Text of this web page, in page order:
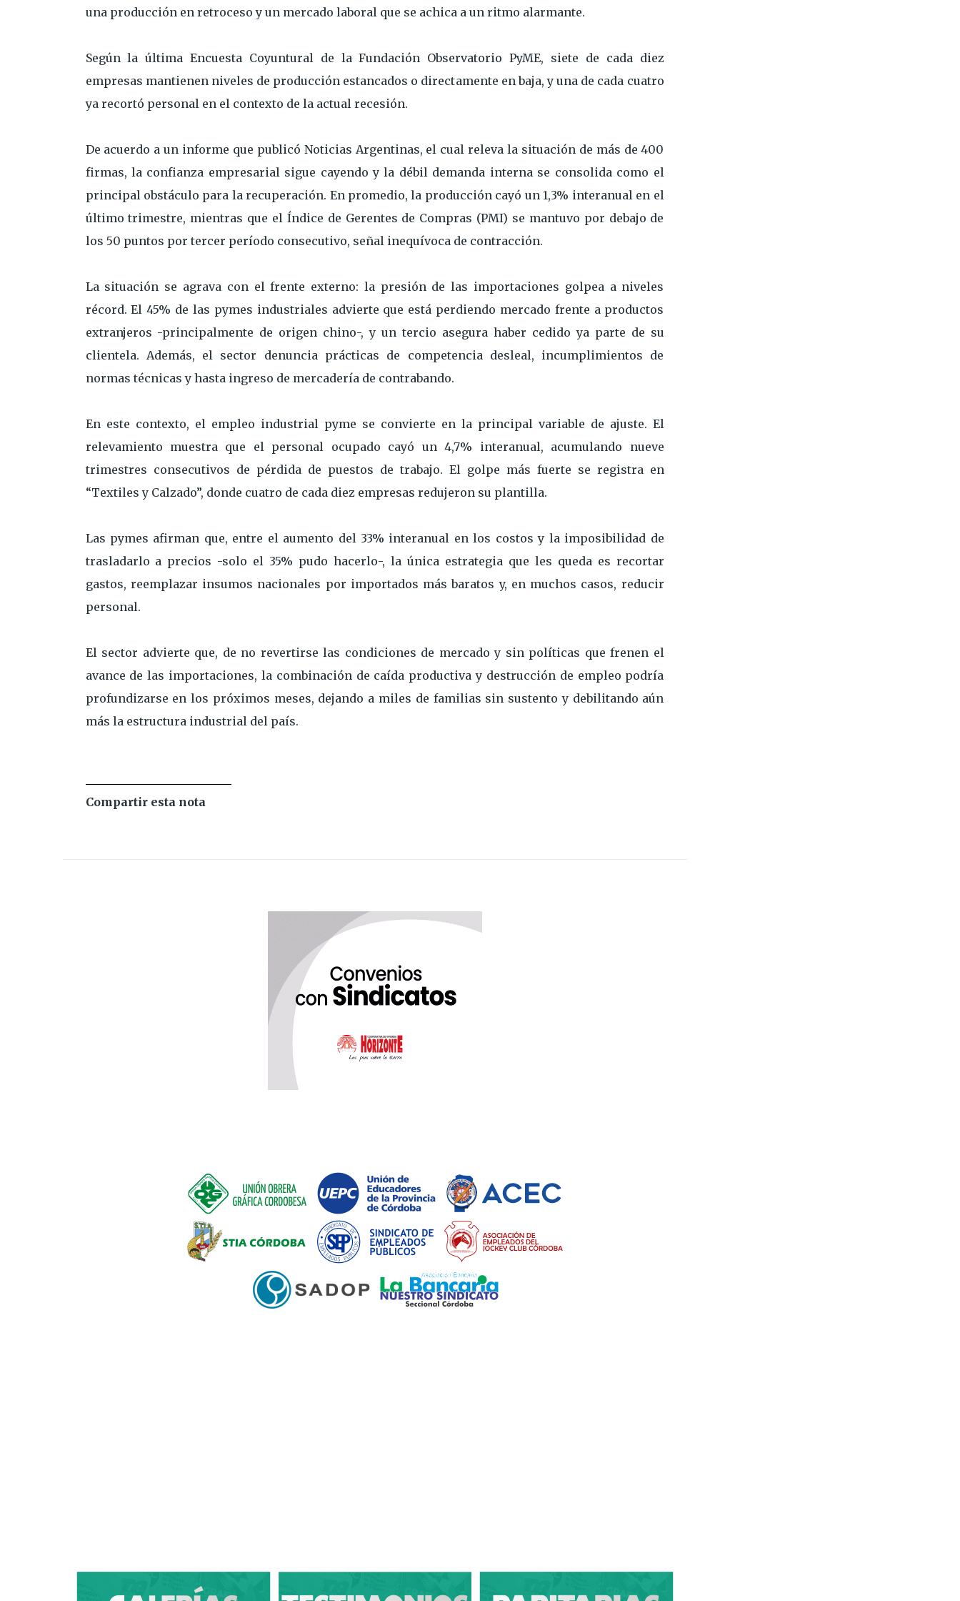
una producción en retroceso y un mercado laboral que se achica a un ritmo alarmante.
Según la última Encuesta Coyuntural de la Fundación Observatorio PyME, siete de cada diez
empresas mantienen niveles de producción estancados o directamente en baja, y una de cada cuatro
ya recortó personal en el contexto de la actual recesión.
De acuerdo a un informe que publicó Noticias Argentinas, el cual releva la situación de más de 400
firmas, la confianza empresarial sigue cayendo y la débil demanda interna se consolida como el
principal obstáculo para la recuperación. En promedio, la producción cayó un 1,3% interanual en el
último trimestre, mientras que el Índice de Gerentes de Compras (PMI) se mantuvo por debajo de
los 50 puntos por tercer período consecutivo, señal inequívoca de contracción.
La situación se agrava con el frente externo: la presión de las importaciones golpea a niveles
récord. El 45% de las pymes industriales advierte que está perdiendo mercado frente a productos
extranjeros -principalmente de origen chino-, y un tercio asegura haber cedido ya parte de su
clientela. Además, el sector denuncia prácticas de competencia desleal, incumplimientos de
normas técnicas y hasta ingreso de mercadería de contrabando.
En este contexto, el empleo industrial pyme se convierte en la principal variable de ajuste. El
relevamiento muestra que el personal ocupado cayó un 4,7% interanual, acumulando nueve
trimestres consecutivos de pérdida de puestos de trabajo. El golpe más fuerte se registra en
“Textiles y Calzado”, donde cuatro de cada diez empresas redujeron su plantilla.
Las pymes afirman que, entre el aumento del 33% interanual en los costos y la imposibilidad de
trasladarlo a precios -solo el 35% pudo hacerlo-, la única estrategia que les queda es recortar
gastos, reemplazar insumos nacionales por importados más baratos y, en muchos casos, reducir
personal.
El sector advierte que, de no revertirse las condiciones de mercado y sin políticas que frenen el
avance de las importaciones, la combinación de caída productiva y destrucción de empleo podría
profundizarse en los próximos meses, dejando a miles de familias sin sustento y debilitando aún
más la estructura industrial del país.
Compartir esta nota